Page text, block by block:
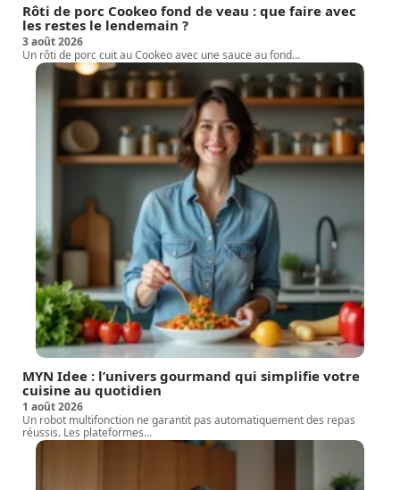
Rôti de porc Cookeo fond de veau : que faire avec
les restes le lendemain ?
3 août 2026
Un rôti de porc cuit au Cookeo avec une sauce au fond…
MYN Idee : l’univers gourmand qui simplifie votre
cuisine au quotidien
1 août 2026
Un robot multifonction ne garantit pas automatiquement des repas
réussis. Les plateformes…